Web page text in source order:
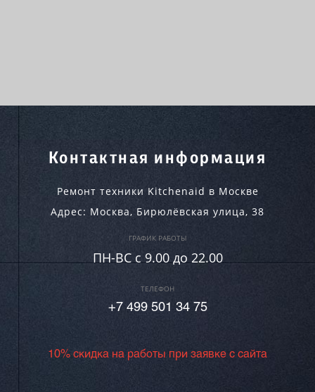
Контактная информация
Ремонт техники Kitchenaid в Москве
Адрес: Москва, Бирюлёвская улица, 38
ГРАФИК РАБОТЫ
ПН-ВC c 9.00 до 22.00
ТЕЛЕФОН
+7 499 501 34 75
10% скидка на работы при заявке с сайта